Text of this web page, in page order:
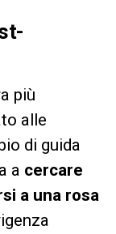
più
alle
di guida
a cercare
a una rosa